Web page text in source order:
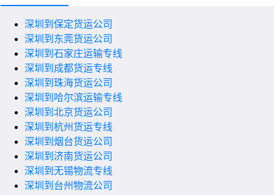
深圳到保定货运公司
深圳到东莞货运公司
深圳到石家庄运输专线
深圳到成都货运专线
深圳到珠海货运公司
深圳到哈尔滨运输专线
深圳到北京货运公司
深圳到杭州货运专线
深圳到烟台货运公司
深圳到济南货运公司
深圳到无锡物流专线
深圳到台州物流公司